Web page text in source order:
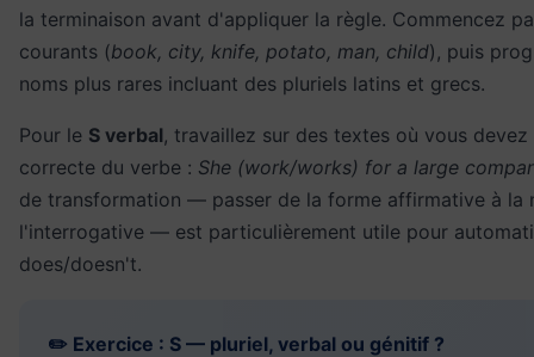
la terminaison avant d'appliquer la règle. Commencez
courants (book, city, knife, potato, man, child), puis
noms plus rares incluant des pluriels latins et grecs.
Pour le S verbal, travaillez sur des textes où vous
correcte du verbe : She (work/works) for a large
de transformation — passer de la forme affirmative à la
l'interrogative — est particulièrement utile pour
does/doesn't.
✏️ Exercice : S — pluriel, verbal ou génitif ?